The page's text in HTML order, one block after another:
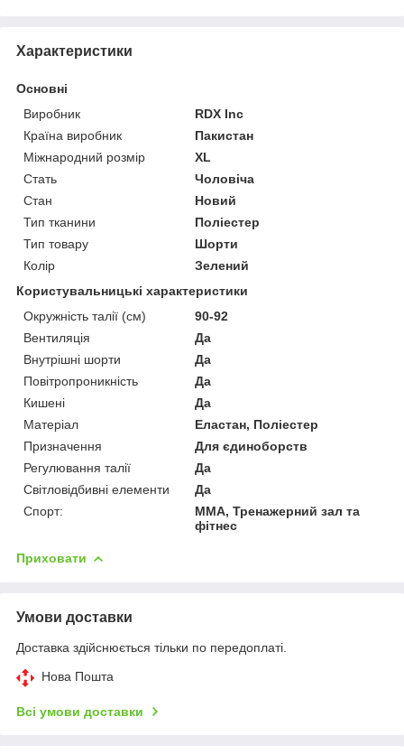
Характеристики
Основні
Виробник
RDX Inc
Країна виробник
Пакистан
Міжнародний розмір
XL
Стать
Чоловіча
Стан
Новий
Тип тканини
Поліестер
Тип товару
Шорти
Колір
Зелений
Користувальницькі характеристики
Окружність талії (см)
90-92
Вентиляція
Да
Внутрішні шорти
Да
Повітропроникність
Да
Кишені
Да
Матеріал
Еластан, Поліестер
Призначення
Для єдиноборств
Регулювання талії
Да
Світловідбивні елементи
Да
Спорт:
MMA, Тренажерний зал та
фітнес
Приховати
Умови доставки
Доставка здійснюється тільки по передоплаті.
Нова Пошта
Всі умови доставки